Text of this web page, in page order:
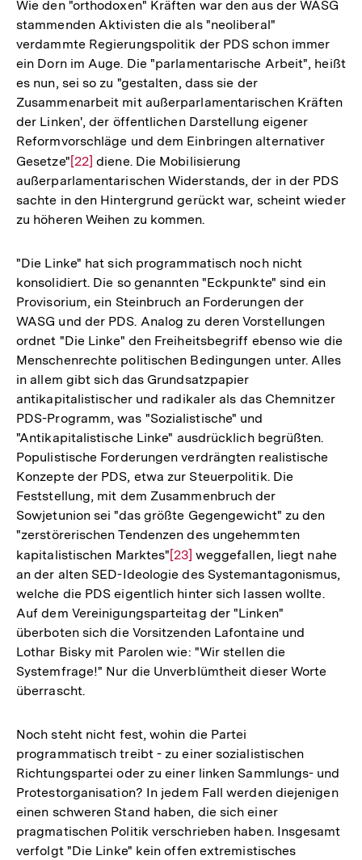
Wie den "orthodoxen" Kräften war den aus der WASG
stammenden Aktivisten die als "neoliberal"
verdammte Regierungspolitik der PDS schon immer
ein Dorn im Auge. Die "parlamentarische Arbeit", heißt
es nun, sei so zu "gestalten, dass sie der
Zusammenarbeit mit außerparlamentarischen Kräften
der Linken', der öffentlichen Darstellung eigener
Reformvorschläge und dem Einbringen alternativer
Gesetze"Zur
Auflösung
der
Fußnote
[22] diene. Die Mobilisierung
außerparlamentarischen Widerstands, der in der PDS
sachte in den Hintergrund gerückt war, scheint wieder
zu höheren Weihen zu kommen.
"Die Linke" hat sich programmatisch noch nicht
konsolidiert. Die so genannten "Eckpunkte" sind ein
Provisorium, ein Steinbruch an Forderungen der
WASG und der PDS. Analog zu deren Vorstellungen
ordnet "Die Linke" den Freiheitsbegriff ebenso wie die
Menschenrechte politischen Bedingungen unter. Alles
in allem gibt sich das Grundsatzpapier
antikapitalistischer und radikaler als das Chemnitzer
PDS-Programm, was "Sozialistische" und
"Antikapitalistische Linke" ausdrücklich begrüßten.
Populistische Forderungen verdrängten realistische
Konzepte der PDS, etwa zur Steuerpolitik. Die
Feststellung, mit dem Zusammenbruch der
Sowjetunion sei "das größte Gegengewicht" zu den
"zerstörerischen Tendenzen des ungehemmten
kapitalistischen Marktes"Zur
Auflösung
der
Fußnote
[23] weggefallen, liegt nahe
an der alten SED-Ideologie des Systemantagonismus,
welche die PDS eigentlich hinter sich lassen wollte.
Auf dem Vereinigungsparteitag der "Linken"
überboten sich die Vorsitzenden Lafontaine und
Lothar Bisky mit Parolen wie: "Wir stellen die
Systemfrage!" Nur die Unverblümtheit dieser Worte
überrascht.
Noch steht nicht fest, wohin die Partei
programmatisch treibt - zu einer sozialistischen
Richtungspartei oder zu einer linken Sammlungs- und
Protestorganisation? In jedem Fall werden diejenigen
einen schweren Stand haben, die sich einer
pragmatischen Politik verschrieben haben. Insgesamt
verfolgt "Die Linke" kein offen extremistisches